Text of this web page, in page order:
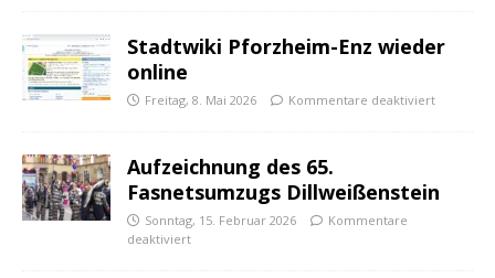
Stadtwiki Pforzheim-Enz wieder
online
Freitag, 8. Mai 2026 Kommentare deaktiviert
Aufzeichnung des 65.
Fasnetsumzugs Dillweißenstein
Sonntag, 15. Februar 2026
Kommentare
deaktiviert